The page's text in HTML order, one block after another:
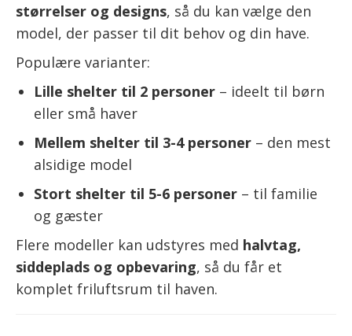
størrelser og designs, så du kan vælge den
model, der passer til dit behov og din have.
Populære varianter:
Lille shelter til 2 personer– ideelt til børn
eller små haver
Mellem shelter til 3-4 personer– den mest
alsidige model
Stort shelter til 5-6 personer– til familie
og gæster
Flere modeller kan udstyres med halvtag,
siddeplads og opbevaring, så du får et
komplet friluftsrum til haven.